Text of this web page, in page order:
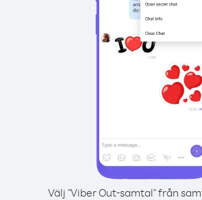
Välj "Viber Out-samtal" från